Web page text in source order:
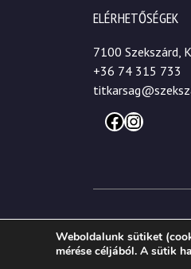
ELÉRHETŐSÉGEK
7100 Szekszárd,
+36 74 315 733
Facebook
© 2026.
Weboldalunk sütiket
mérése céljából. A sütik